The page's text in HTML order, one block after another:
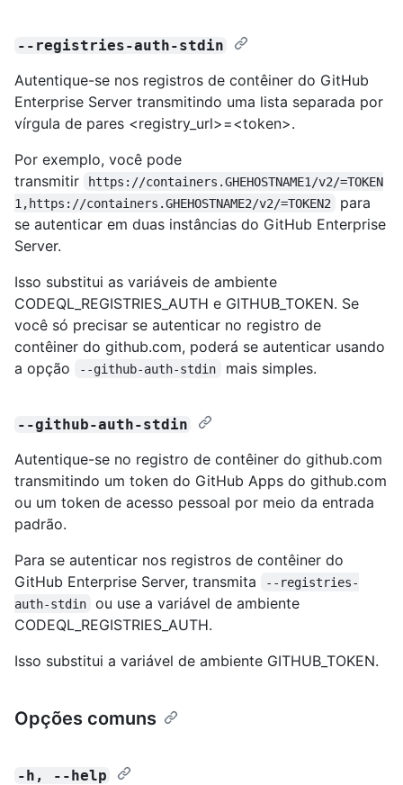
--registries-auth-stdin
Autentique-se nos registros de contêiner do GitHub
Enterprise Server transmitindo uma lista separada por
vírgula de pares <registry_url>=<token>.
Por exemplo, você pode
transmitir
https://containers.GHEHOSTNAME1/v2/=TOKEN
1,https://containers.GHEHOSTNAME2/v2/=TOKEN2
para
se autenticar em duas instâncias do GitHub Enterprise
Server.
Isso substitui as variáveis de ambiente
CODEQL_REGISTRIES_AUTH e GITHUB_TOKEN. Se
você só precisar se autenticar no registro de
contêiner do github.com, poderá se autenticar usando
a opção
--github-auth-stdin mais simples.
--github-auth-stdin
Autentique-se no registro de contêiner do github.com
transmitindo um token do GitHub Apps do github.com
ou um token de acesso pessoal por meio da entrada
padrão.
Para se autenticar nos registros de contêiner do
GitHub Enterprise Server, transmita
--registries-
auth-stdin
ou use a variável de ambiente
CODEQL_REGISTRIES_AUTH.
Isso substitui a variável de ambiente GITHUB_TOKEN.
Opções comuns
-h, --help